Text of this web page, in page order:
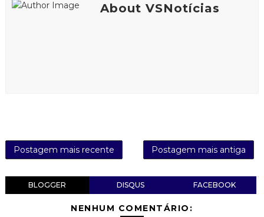
About VSNotícias
Postagem mais recente Postagem mais antiga
BLOGGER DISQUS FACEBOOK
NENHUM COMENTÁRIO: